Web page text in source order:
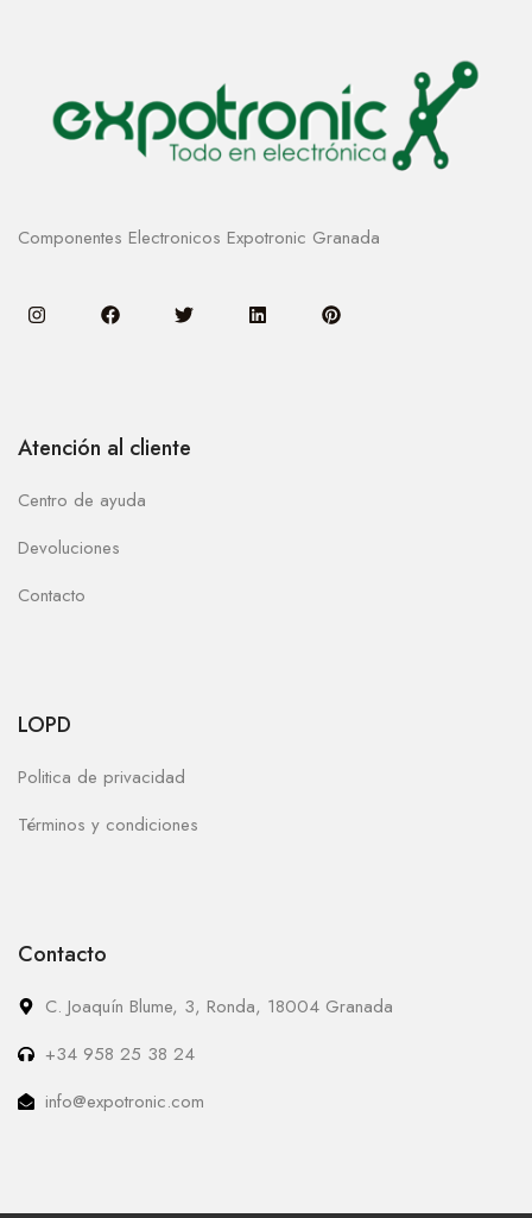
Componentes Electronicos Expotronic Granada
Atención al cliente
Centro de ayuda
Devoluciones
Contacto
LOPD
Politica de privacidad
Términos y condiciones
Contacto
C. Joaquín Blume, 3, Ronda, 18004 Granada
+34 958 25 38 24
info@expotronic.com